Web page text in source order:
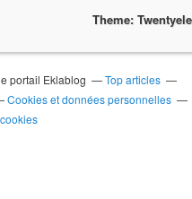
Theme:
portail Eklablog
Top articles
Cookies et données personnelles